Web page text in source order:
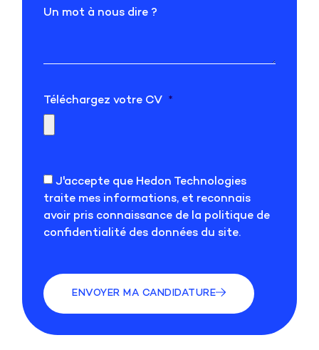
Un mot à nous dire ?
Téléchargez votre CV
J'accepte que Hedon Technologies
traite mes informations, et reconnais
avoir pris connaissance de la politique de
confidentialité des données du site.
ENVOYER MA CANDIDATURE